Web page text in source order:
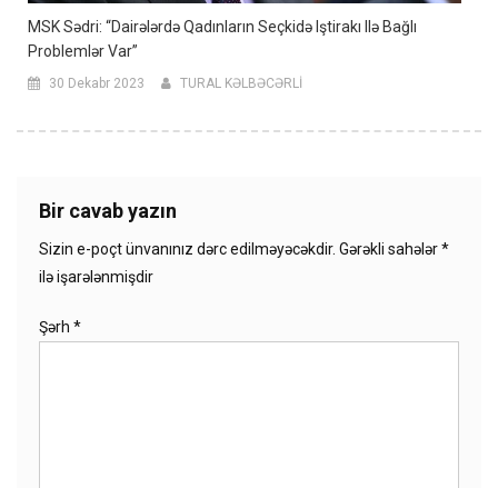
MSK Sədri: “Dairələrdə Qadınların Seçkidə Iştirakı Ilə Bağlı
Problemlər Var”
30 Dekabr 2023 TURAL KƏLBƏCƏRLİ
Bir cavab yazın
Sizin e-poçt ünvanınız dərc edilməyəcəkdir. Gərəkli sahələr*
ilə işarələnmişdir
Şərh *